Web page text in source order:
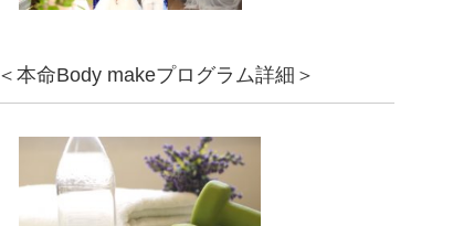
＜本命Body makeプログラム詳細＞